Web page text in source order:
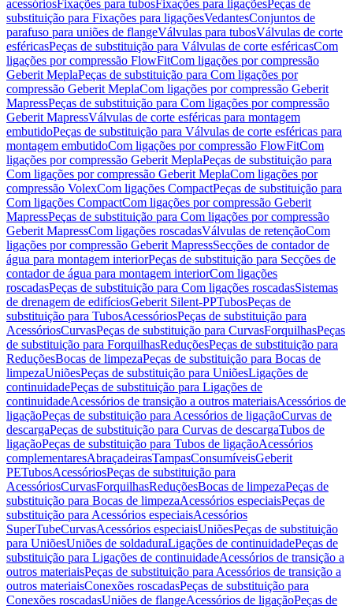
acessóriosFixações para tubosFixações para ligaçõesPeças de
substituição para Fixações para ligaçõesVedantesConjuntos de
parafuso para uniões de flangeVálvulas para tubosVálvulas de corte
esféricasPeças de substituição para Válvulas de corte esféricasCom
ligações por compressão FlowFitCom ligações por compressão
Geberit MeplaPeças de substituição para Com ligações por
compressão Geberit MeplaCom ligações por compressão Geberit
MapressPeças de substituição para Com ligações por compressão
Geberit MapressVálvulas de corte esféricas para montagem
embutidoPeças de substituição para Válvulas de corte esféricas para
montagem embutidoCom ligações por compressão FlowFitCom
ligações por compressão Geberit MeplaPeças de substituição para
Com ligações por compressão Geberit MeplaCom ligações por
compressão VolexCom ligações CompactPeças de substituição para
Com ligações CompactCom ligações por compressão Geberit
MapressPeças de substituição para Com ligações por compressão
Geberit MapressCom ligações roscadasVálvulas de retençãoCom
ligações por compressão Geberit MapressSecções de contador de
água para montagem interiorPeças de substituição para Secções de
contador de água para montagem interiorCom ligações
roscadasPeças de substituição para Com ligações roscadasSistemas
de drenagem de edifíciosGeberit Silent-PPTubosPeças de
substituição para TubosAcessóriosPeças de substituição para
AcessóriosCurvasPeças de substituição para CurvasForquilhasPeças
de substituição para ForquilhasReduçõesPeças de substituição para
ReduçõesBocas de limpezaPeças de substituição para Bocas de
limpezaUniõesPeças de substituição para UniõesLigações de
continuidadePeças de substituição para Ligações de
continuidadeAcessórios de transição a outros materiaisAcessórios de
ligaçãoPeças de substituição para Acessórios de ligaçãoCurvas de
descargaPeças de substituição para Curvas de descargaTubos de
ligaçãoPeças de substituição para Tubos de ligaçãoAcessórios
complementaresAbraçadeirasTampasConsumíveisGeberit
PETubosAcessóriosPeças de substituição para
AcessóriosCurvasForquilhasReduçõesBocas de limpezaPeças de
substituição para Bocas de limpezaAcessórios especiaisPeças de
substituição para Acessórios especiaisAcessórios
SuperTubeCurvasAcessórios especiaisUniõesPeças de substituição
para UniõesUniões de soldaduraLigações de continuidadePeças de
substituição para Ligações de continuidadeAcessórios de transição a
outros materiaisPeças de substituição para Acessórios de transição a
outros materiaisConexões roscadasPeças de substituição para
Conexões roscadasUniões de flangeAcessórios de ligaçãoPeças de